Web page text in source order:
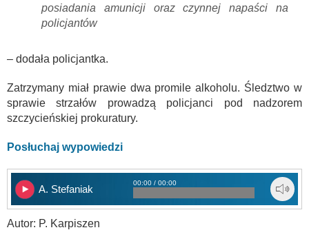
posiadania amunicji oraz czynnej napaści na
policjantów
– dodała policjantka.
Zatrzymany miał prawie dwa promile alkoholu. Śledztwo w
sprawie strzałów prowadzą policjanci pod nadzorem
szczycieńskiej prokuratury.
Posłuchaj wypowiedzi
A. Stefaniak
00:00 / 00:00
Autor: P. Karpiszen